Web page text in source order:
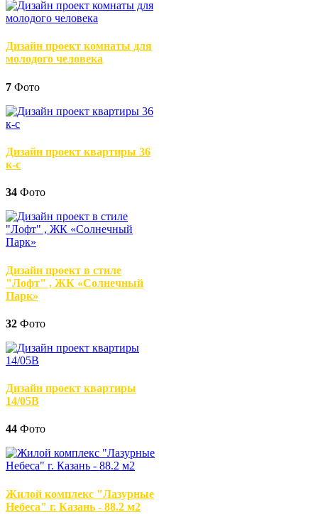
Дизайн проект комнаты для
молодого человека
7 Фото
Дизайн проект квартиры 36
к-с
34 Фото
Дизайн проект в стиле
"Лофт" , ЖК «Солнечный
Парк»
32 Фото
Дизайн проект квартиры
14/05В
44 Фото
Жилой комплекс "Лазурные
Небеса" г. Казань - 88.2 м2